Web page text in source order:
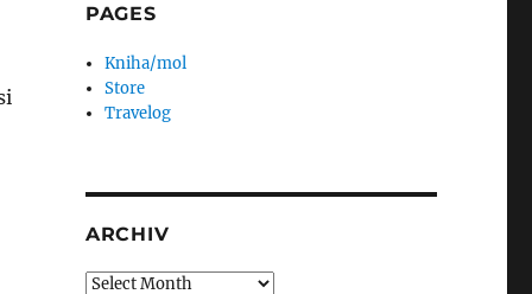
PAGES
Kniha/mol
Store
Travelog
ARCHIV
Archiv